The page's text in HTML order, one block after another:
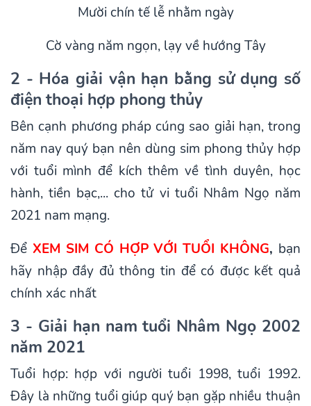
Mười chín tế lễ nhằm ngày
Cờ vàng năm ngọn, lạy về hướng Tây
2 - Hóa giải vận hạn bằng sử dụng số
điện thoại hợp phong thủy
Bên cạnh phương pháp cúng sao giải hạn, trong
năm nay quý bạn nên dùng sim phong thủy hợp
với tuổi mình để kích thêm về tình duyên, học
hành, tiền bạc,... cho tử vi tuổi Nhâm Ngọ năm
2021 nam mạng.
Để XEM SIM CÓ HỢP VỚI TUỔI KHÔNG, bạn
hãy nhập đầy đủ thông tin để có được kết quả
chính xác nhất
3 - Giải hạn nam tuổi Nhâm Ngọ 2002
năm 2021
Tuổi hợp: hợp với người tuổi 1998, tuổi 1992.
Đây là những tuổi giúp quý bạn gặp nhiều thuận